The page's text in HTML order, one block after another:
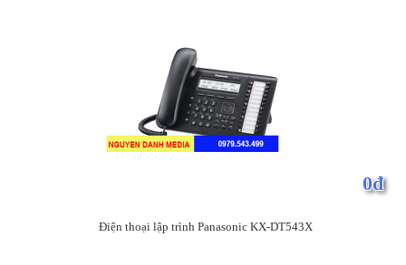
0đ
Điện thoại lập trình Panasonic KX-DT543X